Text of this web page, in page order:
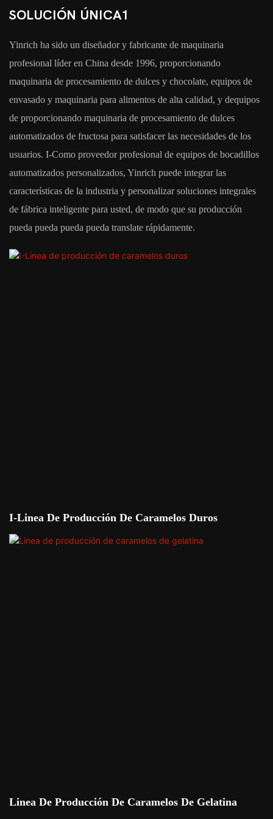
SOLUCIÓN ÚNICA1
Yinrich ha sido un diseñador y fabricante de maquinaria
profesional líder en China desde 1996, proporcionando
maquinaria de procesamiento de dulces y chocolate, equipos de
envasado y maquinaria para alimentos de alta calidad, y dequipos
de proporcionando maquinaria de procesamiento de dulces
automatizados de fructosa para satisfacer las necesidades de los
usuarios. I-Como proveedor profesional de equipos de bocadillos
automatizados personalizados, Yinrich puede integrar las
características de la industria y personalizar soluciones integrales
de fábrica inteligente para usted, de modo que su producción
pueda pueda pueda pueda translate rápidamente.
I-Linea De Producción De Caramelos Duros
Linea De Producción De Caramelos De Gelatina